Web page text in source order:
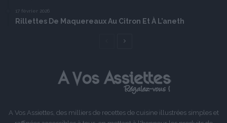
17 février 2026
Rillettes De Maquereaux Au Citron Et À L’aneth
Page
A Vos Assiettes, des milliers de recettes de cuisine illustrées simples et